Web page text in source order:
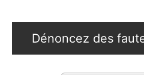
Dénoncez des